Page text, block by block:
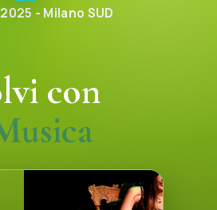
- Milano SUD
con